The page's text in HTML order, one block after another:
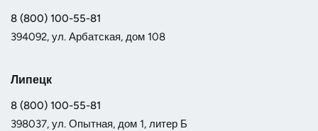
8 (800) 100-55-81
394092, ул. Арбатская, дом 108
Липецк
8 (800) 100-55-81
398037, ул. Опытная, дом 1, литер Б